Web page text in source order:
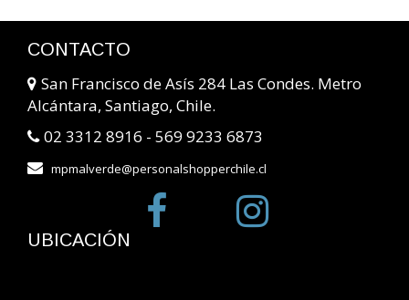
CONTACTO
San Francisco de Asís 284 Las Condes. Metro
Alcántara, Santiago, Chile.
02 3312 8916 - 569 9233 6873
mpmalverde@personalshopperchile.cl
UBICACIÓN